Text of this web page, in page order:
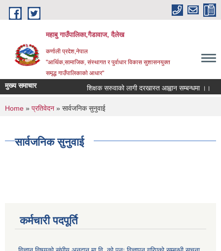
Skip to main content
महाबु गाउँपालिका,गैडावाज, दैलेख
कर्णाली प्रदेश,नेपाल
"आर्थिक,सामाजिक, संस्थागत र पुर्वाधार विकास सुशासनयुक्त
समृद्ध गाउँपालिकाकाे आधार"
मुख्य समाचार शिक्षक सरुवाको लागी दरखास्त आह्वान सम्बन्धमा ।।
You are here
Home » प्रतिवेदन » सार्वजनिक सुनुवाई
सार्वजनिक सुनुवाई
कर्मचारी पदपूर्ति